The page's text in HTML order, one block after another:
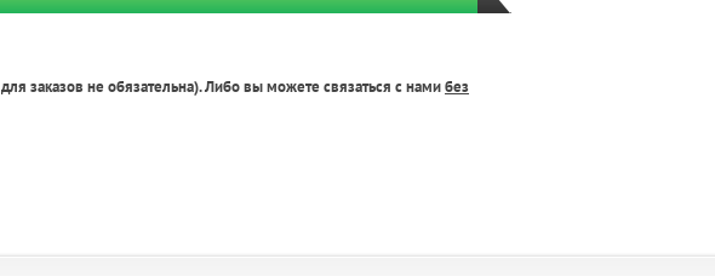
для заказов не обязательна). Либо вы можете связаться с намибез